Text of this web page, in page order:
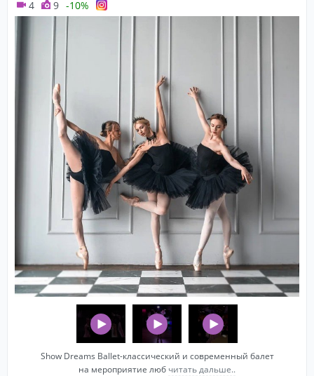
4 9 -10%
Show Dreams Ballet-классический и современный балет
на мероприятие люб читать дальше..